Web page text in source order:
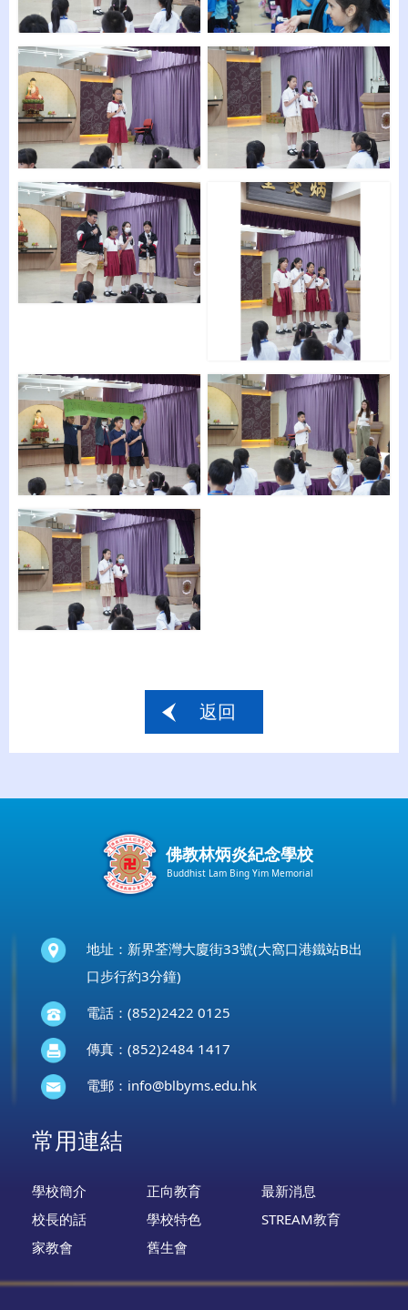
返回
佛教林炳炎紀念學校
Buddhist Lam Bing Yim Memorial
地址：新界荃灣大廈街33號(大窩口港鐵站B出
口步行約3分鐘)
電話：(852)2422 0125
傳真：(852)2484 1417
電郵： info@blbyms.edu.hk
常用連結
學校簡介 正向教育
最新消息
校長的話
學校特色
STREAM教育
家教會
舊生會